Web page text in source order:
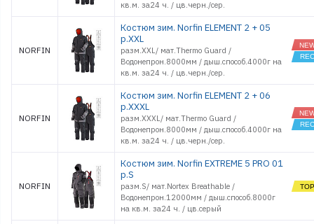
кв.м. за24 ч. / цв.черн./сер.
NORFIN
Костюм зим. Norfin ELEMENT 2 + 05
р.XXL
разм.XXL/ мат.Thermo Guard /
Водонепрон.8000мм / дыш.способ.4000г на
кв.м. за24 ч. / цв.черн./сер.
NORFIN
Костюм зим. Norfin ELEMENT 2 + 06
р.XXXL
разм.XXXL/ мат.Thermo Guard /
Водонепрон.8000мм / дыш.способ.4000г на
кв.м. за24 ч. / цв.черн./сер.
NORFIN
Костюм зим. Norfin EXTREME 5 PRO 01
р.S
разм.S/ мат.Nortex Breathable /
Водонепрон.12000мм / дыш.способ.8000г
на кв.м. за24 ч. / цв.серый